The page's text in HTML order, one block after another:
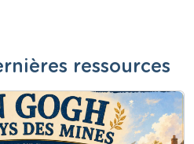
ressources